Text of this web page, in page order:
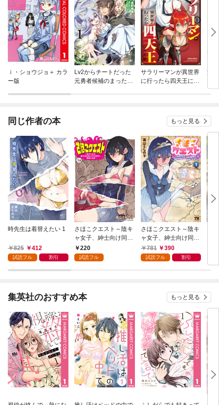
ｉ・ショウジョ＋ カラ
ー版
Lv2からチートだった
元勇者候補のまったり
サラリーマンが異世界
に行ったら四天王にな
源
同じ作者の本 もっと見る
時先生は着替えたい 1
825 412
試読フル 割引
さほこクエスト～陰キ
ャ女子、紳士向け同人
RPG世界で勇者になる
～(話売り) #1
220
試読フル
さほこクエスト～陰キ
ャ女子、紳士向け同人
RPG世界で勇者になる
～ 1
781 390
試読フル 割引
集英社のおすすめ本 もっと見る